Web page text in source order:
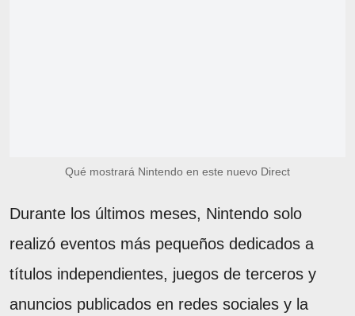
Qué mostrará Nintendo en este nuevo Direct
Durante los últimos meses, Nintendo solo
realizó eventos más pequeños dedicados a
títulos independientes, juegos de terceros y
anuncios publicados en redes sociales y la